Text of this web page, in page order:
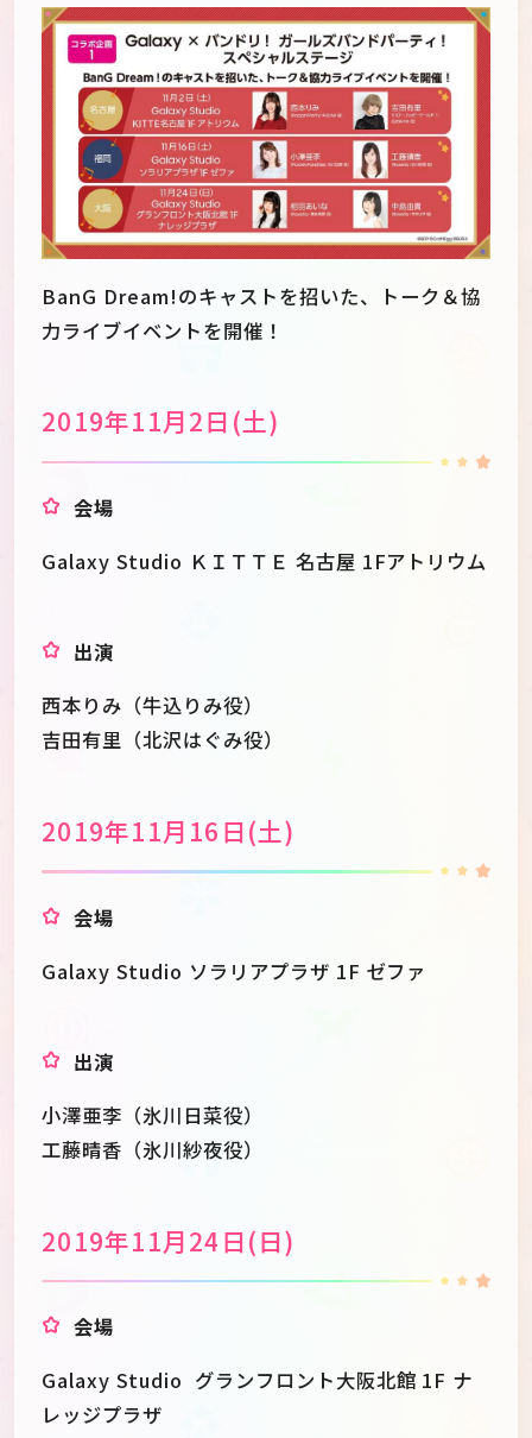
JP EN
BanG Dream!のキャストを招いた、トーク＆協
力ライブイベントを開催！
2019年11月2日(土)
会場
Galaxy Studio ＫＩＴＴＥ 名古屋 1Fアトリウム
出演
西本りみ（牛込りみ役）
吉田有里（北沢はぐみ役）
2019年11月16日(土)
会場
Galaxy Studio ソラリアプラザ 1F ゼファ
出演
小澤亜李（氷川日菜役）
工藤晴香（氷川紗夜役）
2019年11月24日(日)
会場
Galaxy Studio グランフロント大阪北館 1F ナ
レッジプラザ